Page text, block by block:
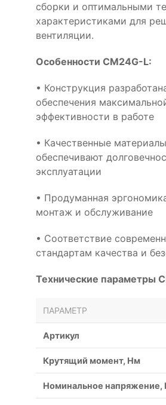
сборки и оптимальными
характеристиками для
вентиляции.
Особенности CM24G-L:
• Конструкция
обеспечения
эффективности в работе
• Качественные материалы
обеспечивают
эксплуатации
• Продуманная
монтаж и обслуживание
• Соответствие
стандартам качества и
Технические параметры
ПАРАМЕТР
Артикул
Крутящий момент, Нм
Номинальное напряжение,